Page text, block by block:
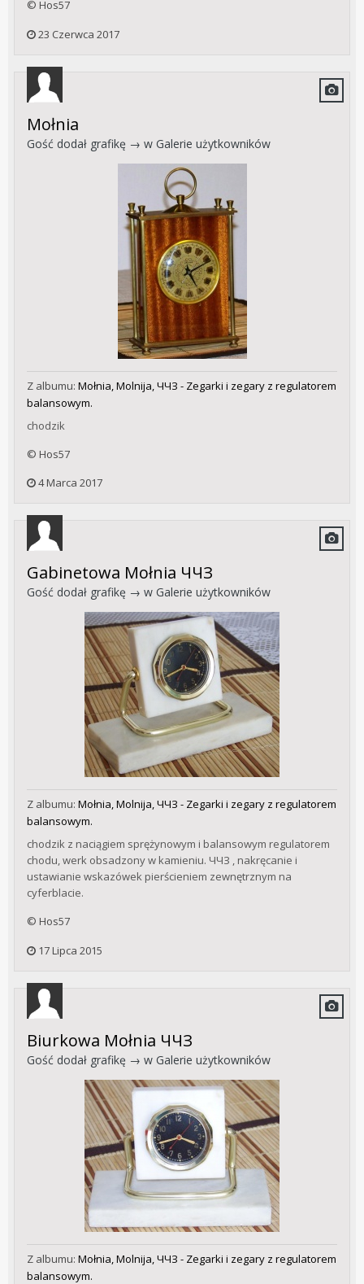
© Hos57
23 Czerwca 2017
Mołnia
Gość dodał grafikę → w Galerie użytkowników
Z albumu: Mołnia, Molnija, ЧЧЗ - Zegarki i zegary z regulatorem
balansowym.
chodzik
© Hos57
4 Marca 2017
Gabinetowa Mołnia ЧЧЗ
Gość dodał grafikę → w Galerie użytkowników
Z albumu: Mołnia, Molnija, ЧЧЗ - Zegarki i zegary z regulatorem
balansowym.
chodzik z naciągiem sprężynowym i balansowym regulatorem
chodu, werk obsadzony w kamieniu. ЧЧЗ , nakręcanie i
ustawianie wskazówek pierścieniem zewnętrznym na
cyferblacie.
© Hos57
17 Lipca 2015
Biurkowa Mołnia ЧЧЗ
Gość dodał grafikę → w Galerie użytkowników
Z albumu: Mołnia, Molnija, ЧЧЗ - Zegarki i zegary z regulatorem
balansowym.